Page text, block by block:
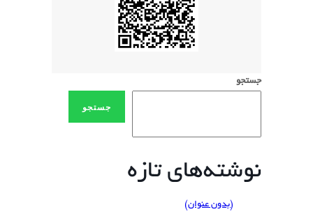
جستجو
جستجو
نوشته‌های تازه
(بدون عنوان)